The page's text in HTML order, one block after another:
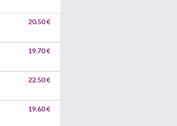
20.50 €
19.70 €
22.50 €
19.60 €